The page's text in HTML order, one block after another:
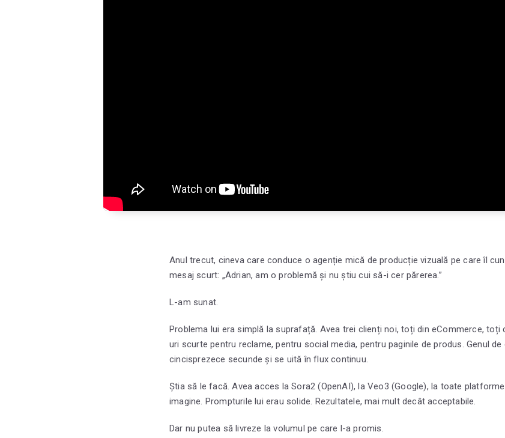
Anul trecut, cineva care conduce o agenție mică de producție vizuală pe care îl
mesaj scurt: „Adrian, am o problemă și nu știu cui să-i cer părerea.”
L-am sunat.
Problema lui era simplă la suprafață. Avea trei clienți noi, toți din eCommerce, toți
uri scurte pentru reclame, pentru social media, pentru paginile de produs. Genul
cincisprezece secunde și se uită în flux continuu.
Știa să le facă. Avea acces la Sora2 (OpenAI), la Veo3 (Google), la toate
imagine. Prompturile lui erau solide. Rezultatele, mai mult decât acceptabile.
Dar nu putea să livreze la volumul pe care l-a promis.